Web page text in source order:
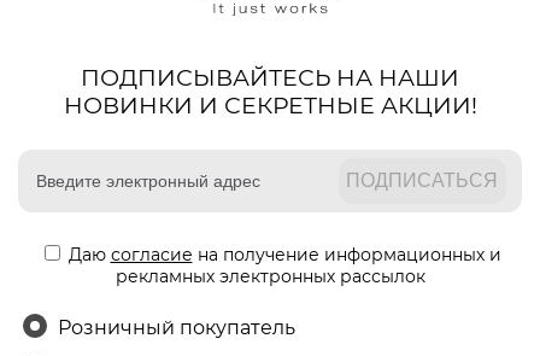
ПОДПИСЫВАЙТЕСЬ НА НАШИ
НОВИНКИ И СЕКРЕТНЫЕ АКЦИИ!
Даю согласие на получение информационных и
рекламных электронных рассылок
Розничный покупатель